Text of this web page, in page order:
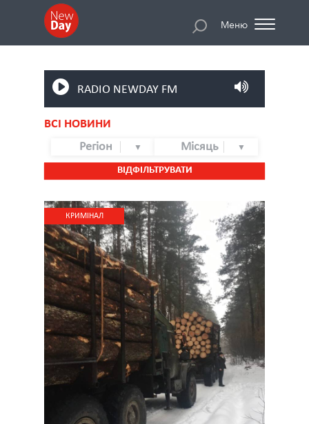
Меню
RADIO NEWDAY FM
ВСІ НОВИНИ
Регіон
Місяць
ВІДФІЛЬТРУВАТИ
КРИМІНАЛ